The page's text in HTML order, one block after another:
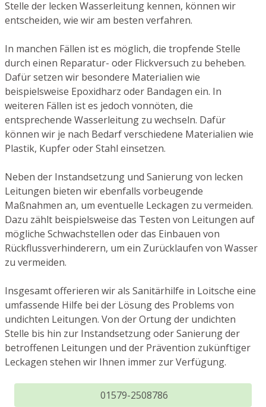
Stelle der lecken Wasserleitung kennen, können wir
entscheiden, wie wir am besten verfahren.
In manchen Fällen ist es möglich, die tropfende Stelle
durch einen Reparatur- oder Flickversuch zu beheben.
Dafür setzen wir besondere Materialien wie
beispielsweise Epoxidharz oder Bandagen ein. In
weiteren Fällen ist es jedoch vonnöten, die
entsprechende Wasserleitung zu wechseln. Dafür
können wir je nach Bedarf verschiedene Materialien wie
Plastik, Kupfer oder Stahl einsetzen.
Neben der Instandsetzung und Sanierung von lecken
Leitungen bieten wir ebenfalls vorbeugende
Maßnahmen an, um eventuelle Leckagen zu vermeiden.
Dazu zählt beispielsweise das Testen von Leitungen auf
mögliche Schwachstellen oder das Einbauen von
Rückflussverhinderern, um ein Zurücklaufen von Wasser
zu vermeiden.
Insgesamt offerieren wir als Sanitärhilfe in Loitsche eine
umfassende Hilfe bei der Lösung des Problems von
undichten Leitungen. Von der Ortung der undichten
Stelle bis hin zur Instandsetzung oder Sanierung der
betroffenen Leitungen und der Prävention zukünftiger
Leckagen stehen wir Ihnen immer zur Verfügung.
01579-2508786